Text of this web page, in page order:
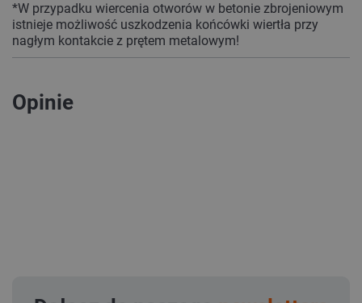
*W przypadku wiercenia otworów w betonie zbrojeniowym
istnieje możliwość uszkodzenia końcówki wiertła przy
nagłym kontakcie z prętem metalowym!
Opinie